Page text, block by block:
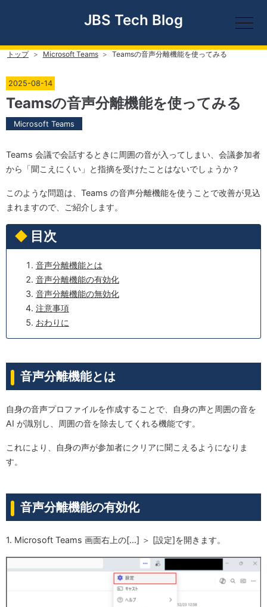
JBS Tech Blog
トップ > Microsoft Teams > Teamsの音声分離機能を使ってみる
2025-08-14
Teamsの音声分離機能を使ってみる
Microsoft Teams
Teams 会議で会話するときに周囲の音が入ってしまい、会議参加者
から「聞こえにくい」と指摘を受けたことはないでしょうか？
このような問題は、Teams の音声分離機能を使うことで改善が見込
まれますので、ご紹介します。
音声分離機能とは
音声分離機能の有効化
音声分離機能の無効化
注意事項
おわりに
音声分離機能とは
自身の音声プロファイルを作成することで、自身の声と周囲の音を
AI が識別し、周囲の音を除去してくれる機能です。
これにより、自身の声が参加者にクリアに聞こえるようになりま
す。
音声分離機能の有効化
1. Microsoft Teams 画面右上の[…] ＞ [設定]を開きます。